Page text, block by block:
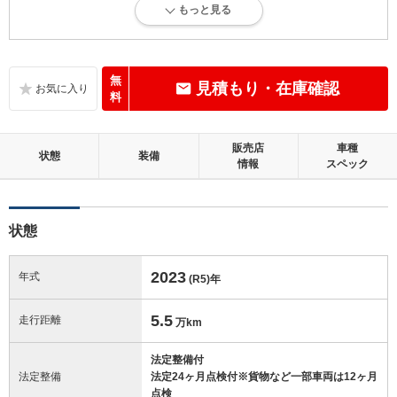
内外装に目立たない多少のキズ、ヘコミが認められる状態です。
標準的に使用されていて、多少のコゲ、スレ、キズがあります。
修復歴：無
もっと見る
無
料
見積もり・在庫確認
状態 装備
販売店
情報
車種
スペック
状態
年式 2023 (R5)年
走行距離 5.5 万km
法定整備
法定整備付
法定24ヶ月点検付※貨物など一部車両は12ヶ月
点検